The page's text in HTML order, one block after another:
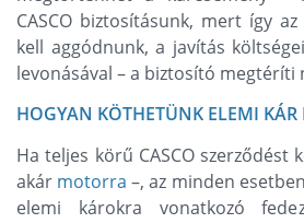
CASCO biztosításunk, mert így
kell aggódnunk, a javítás
levonásával – a biztosító megtéríti
HOGYAN KÖTHETÜNK ELEMI KÁR
Ha teljes körű CASCO szerződést
akár motorra –, az minden
elemi károkra vonatkozó